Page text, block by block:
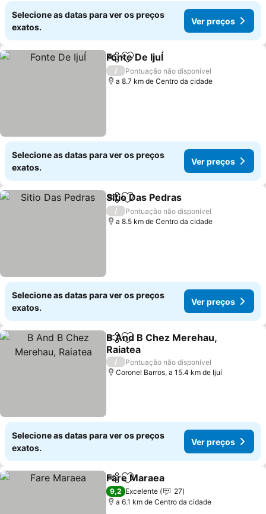
Selecione as datas para ver os preços
exatos.
Ver preços
PartilharAdicionar aos favoritos
Fonte De IjuÍ
/
Pontuação não disponível
a 8.7 km de Centro da cidade
Selecione as datas para ver os preços
exatos.
Ver preços
PartilharAdicionar aos favoritos
Sitio Das Pedras
/
Pontuação não disponível
a 8.5 km de Centro da cidade
Selecione as datas para ver os preços
exatos.
Ver preços
PartilharAdicionar aos favoritos
B And B Chez Merehau,
Raiatea
/
Pontuação não disponível
Coronel Barros, a 15.4 km de Ijuí
Selecione as datas para ver os preços
exatos.
Ver preços
PartilharAdicionar aos favoritos
Fare Maraea
9,2 Excelente
27
a 6.1 km de Centro da cidade